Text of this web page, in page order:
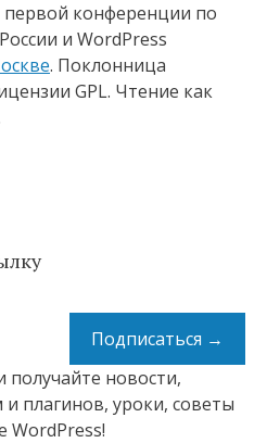
первой конференции по
и WordPress
. Поклонница
GPL. Чтение как
Подписаться →
получайте новости,
плагинов, уроки, советы
WordPress!